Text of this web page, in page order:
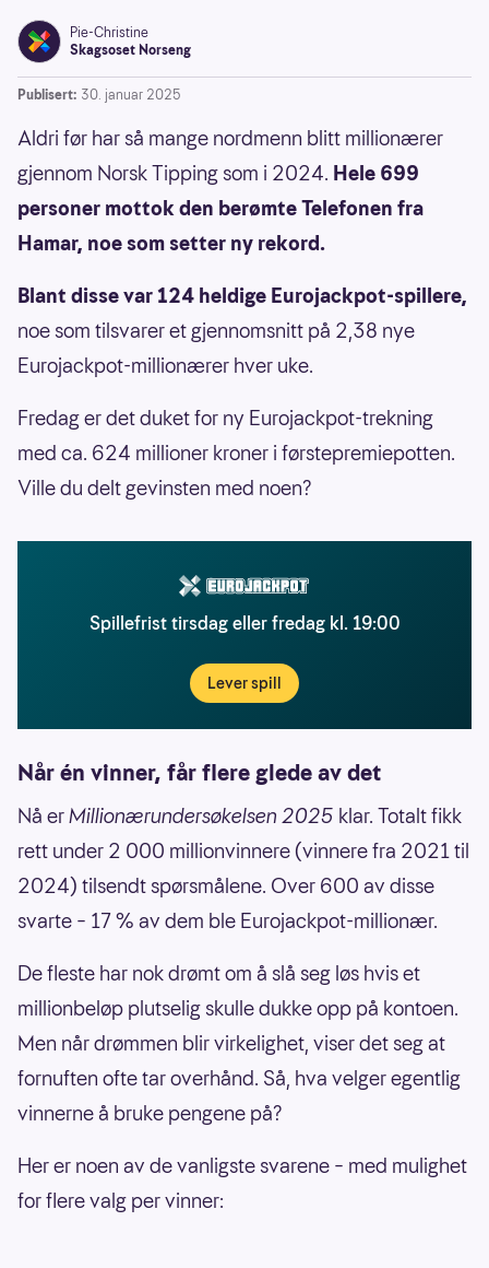
Pie-Christine
Skagsoset Norseng
Publisert: 30. januar 2025
Aldri før har så mange nordmenn blitt millionærer
gjennom Norsk Tipping som i 2024. Hele 699
personer mottok den berømte Telefonen fra
Hamar, noe som setter ny rekord.
Blant disse var 124 heldige Eurojackpot-spillere,
noe som tilsvarer et gjennomsnitt på 2,38 nye
Eurojackpot-millionærer hver uke.
Fredag er det duket for ny Eurojackpot-trekning
med ca. 624 millioner kroner i førstepremiepotten.
Ville du delt gevinsten med noen?
Spillefrist tirsdag eller fredag kl. 19:00
Lever spill
Når én vinner, får flere glede av det
Nå erMillionærundersøkelsen 2025 klar. Totalt fikk
rett under 2 000 millionvinnere (vinnere fra 2021 til
2024) tilsendt spørsmålene. Over 600 av disse
svarte – 17 % av dem ble Eurojackpot-millionær.
De fleste har nok drømt om å slå seg løs hvis et
millionbeløp plutselig skulle dukke opp på kontoen.
Men når drømmen blir virkelighet, viser det seg at
fornuften ofte tar overhånd. Så, hva velger egentlig
vinnerne å bruke pengene på?
Her er noen av de vanligste svarene – med mulighet
for flere valg per vinner: